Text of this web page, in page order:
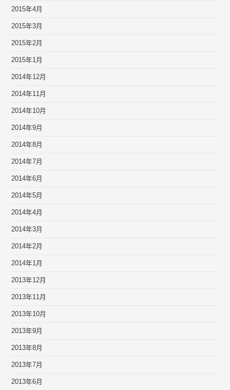
2015年4月
2015年3月
2015年2月
2015年1月
2014年12月
2014年11月
2014年10月
2014年9月
2014年8月
2014年7月
2014年6月
2014年5月
2014年4月
2014年3月
2014年2月
2014年1月
2013年12月
2013年11月
2013年10月
2013年9月
2013年8月
2013年7月
2013年6月